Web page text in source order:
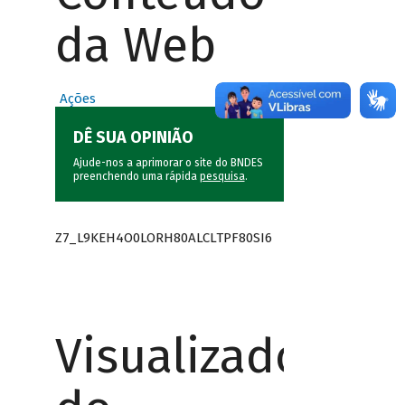
da Web
Ações
DÊ SUA OPINIÃO
Ajude-nos a aprimorar o site do BNDES
preenchendo uma rápida pesquisa.
Z7_L9KEH4O0LORH80ALCLTPF80SI6
Visualizador